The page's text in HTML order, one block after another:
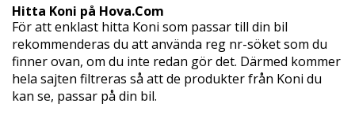
Hitta Koni på Hova.Com
För att enklast hitta Koni som passar till din bil
rekommenderas du att använda reg nr-söket som du
finner ovan, om du inte redan gör det. Därmed kommer
hela sajten filtreras så att de produkter från Koni du
kan se, passar på din bil.